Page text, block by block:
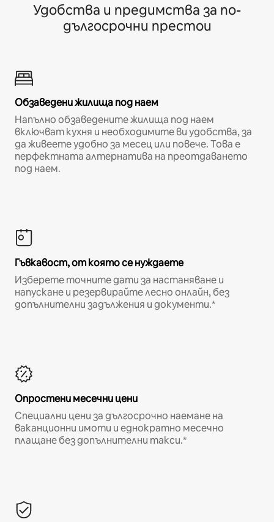
Удобства и предимства за по-
дългосрочни престои
Обзаведени жилища под наем
Напълно обзаведените жилища под наем
включват кухня и необходимите ви удобства, за
да живеете удобно за месец или повече. Това е
перфектната алтернатива на преотдаването
под наем.
Гъвкавост, от която се нуждаете
Изберете точните дати за настаняване и
напускане и резервирайте лесно онлайн, без
допълнителни задължения и документи.*
Опростени месечни цени
Специални цени за дългосрочно наемане на
ваканционни имоти и еднократно месечно
плащане без допълнителни такси.*